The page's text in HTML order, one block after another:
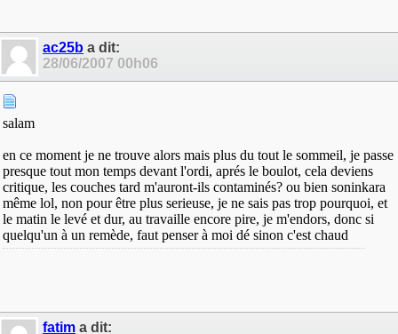
ac25b a dit:
28/06/2007 00h06
salam
en ce moment je ne trouve alors mais plus du tout le sommeil, je passe
presque tout mon temps devant l'ordi, aprés le boulot, cela deviens
critique, les couches tard m'auront-ils contaminés? ou bien soninkara
même lol, non pour être plus serieuse, je ne sais pas trop pourquoi, et
le matin le levé et dur, au travaille encore pire, je m'endors, donc si
quelqu'un à un remède, faut penser à moi dé sinon c'est chaud
fatim a dit: